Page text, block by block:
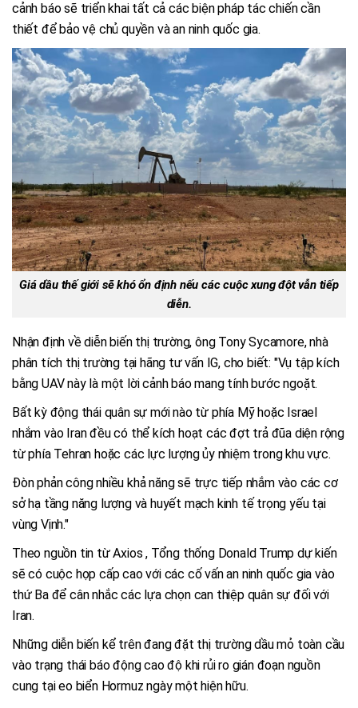
cảnh báo sẽ triển khai tất cả các biện pháp tác chiến cần
thiết để bảo vệ chủ quyền và an ninh quốc gia.
Giá dầu thế giới sẽ khó ổn định nếu các cuộc xung đột vẫn tiếp
diễn.
Nhận định về diễn biến thị trường, ông Tony Sycamore, nhà
phân tích thị trường tại hãng tư vấn IG, cho biết: "Vụ tập kích
bằng UAV này là một lời cảnh báo mang tính bước ngoặt.
Bất kỳ động thái quân sự mới nào từ phía Mỹ hoặc Israel
nhắm vào Iran đều có thể kích hoạt các đợt trả đũa diện rộng
từ phía Tehran hoặc các lực lượng ủy nhiệm trong khu vực.
Đòn phản công nhiều khả năng sẽ trực tiếp nhắm vào các cơ
sở hạ tầng năng lượng và huyết mạch kinh tế trọng yếu tại
vùng Vịnh."
Theo nguồn tin từ Axios , Tổng thống Donald Trump dự kiến
sẽ có cuộc họp cấp cao với các cố vấn an ninh quốc gia vào
thứ Ba để cân nhắc các lựa chọn can thiệp quân sự đối với
Iran.
Những diễn biến kể trên đang đặt thị trường dầu mỏ toàn cầu
vào trạng thái báo động cao độ khi rủi ro gián đoạn nguồn
cung tại eo biển Hormuz ngày một hiện hữu.